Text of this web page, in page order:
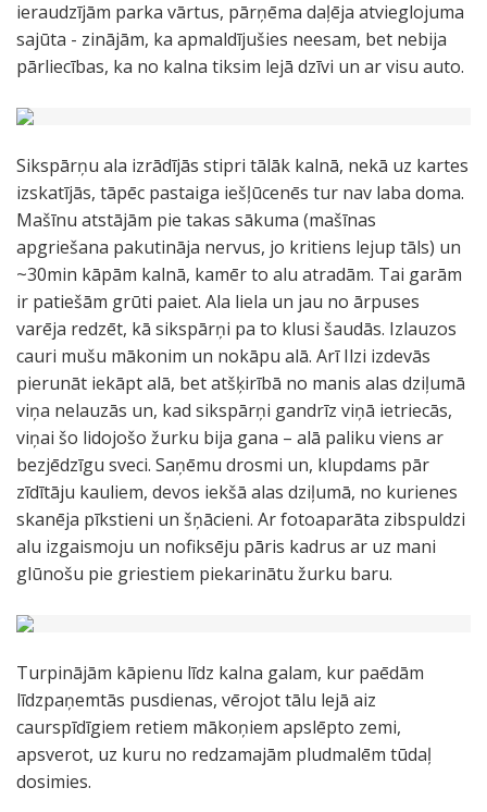
ieraudzījām parka vārtus, pārņēma daļēja atvieglojuma
sajūta - zinājām, ka apmaldījušies neesam, bet nebija
pārliecības, ka no kalna tiksim lejā dzīvi un ar visu auto.
Sikspārņu ala izrādījās stipri tālāk kalnā, nekā uz kartes
izskatījās, tāpēc pastaiga iešļūcenēs tur nav laba doma.
Mašīnu atstājām pie takas sākuma (mašīnas
apgriešana pakutināja nervus, jo kritiens lejup tāls) un
~30min kāpām kalnā, kamēr to alu atradām. Tai garām
ir patiešām grūti paiet. Ala liela un jau no ārpuses
varēja redzēt, kā sikspārņi pa to klusi šaudās. Izlauzos
cauri mušu mākonim un nokāpu alā. Arī Ilzi izdevās
pierunāt iekāpt alā, bet atšķirībā no manis alas dziļumā
viņa nelauzās un, kad sikspārņi gandrīz viņā ietriecās,
viņai šo lidojošo žurku bija gana – alā paliku viens ar
bezjēdzīgu sveci. Saņēmu drosmi un, klupdams pār
zīdītāju kauliem, devos iekšā alas dziļumā, no kurienes
skanēja pīkstieni un šņācieni. Ar fotoaparāta zibspuldzi
alu izgaismoju un nofiksēju pāris kadrus ar uz mani
glūnošu pie griestiem piekarinātu žurku baru.
Turpinājām kāpienu līdz kalna galam, kur paēdām
līdzpaņemtās pusdienas, vērojot tālu lejā aiz
caurspīdīgiem retiem mākoņiem apslēpto zemi,
apsverot, uz kuru no redzamajām pludmalēm tūdaļ
dosimies.